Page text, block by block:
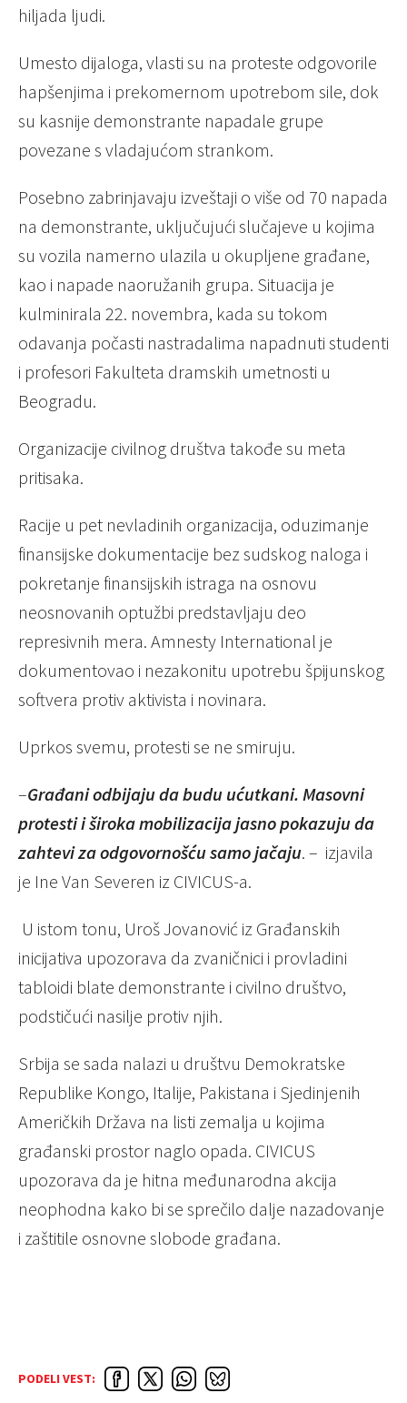
hiljada ljudi.
Umesto dijaloga, vlasti su na proteste odgovorile
hapšenjima i prekomernom upotrebom sile, dok
su kasnije demonstrante napadale grupe
povezane s vladajućom strankom.
Posebno zabrinjavaju izveštaji o više od 70 napada
na demonstrante, uključujući slučajeve u kojima
su vozila namerno ulazila u okupljene građane,
kao i napade naoružanih grupa. Situacija je
kulminirala 22. novembra, kada su tokom
odavanja počasti nastradalima napadnuti studenti
i profesori Fakulteta dramskih umetnosti u
Beogradu.
Organizacije civilnog društva takođe su meta
pritisaka.
Racije u pet nevladinih organizacija, oduzimanje
finansijske dokumentacije bez sudskog naloga i
pokretanje finansijskih istraga na osnovu
neosnovanih optužbi predstavljaju deo
represivnih mera. Amnesty International je
dokumentovao i nezakonitu upotrebu špijunskog
softvera protiv aktivista i novinara.
Uprkos svemu, protesti se ne smiruju.
–Građani odbijaju da budu ućutkani. Masovni
protesti i široka mobilizacija jasno pokazuju da
zahtevi za odgovornošću samo jačaju. – izjavila
je Ine Van Severen iz CIVICUS-a.
U istom tonu, Uroš Jovanović iz Građanskih
inicijativa upozorava da zvaničnici i provladini
tabloidi blate demonstrante i civilno društvo,
podstičući nasilje protiv njih.
Srbija se sada nalazi u društvu Demokratske
Republike Kongo, Italije, Pakistana i Sjedinjenih
Američkih Država na listi zemalja u kojima
građanski prostor naglo opada. CIVICUS
upozorava da je hitna međunarodna akcija
neophodna kako bi se sprečilo dalje nazadovanje
i zaštitile osnovne slobode građana.
PODELI VEST: